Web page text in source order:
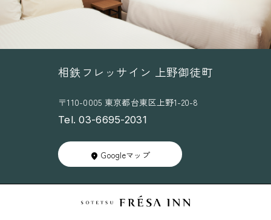
相鉄フレッサイン 上野御徒町
〒110-0005 東京都台東区上野1-20-8
Tel. 03-6695-2031
Googleマップ